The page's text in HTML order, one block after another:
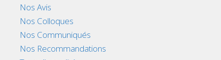
Nos Avis
Nos Colloques
Nos Communiqués
Nos Recommandations